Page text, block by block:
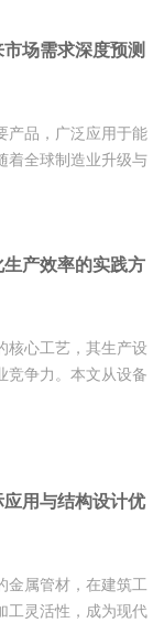
场需求深度预测
产品，广泛应用于能
着全球制造业升级与
产效率的实践方
核心工艺，其生产设
竞争力。本文从设备
用与结构设计优
金属管材，在建筑工
工灵活性，成为现代